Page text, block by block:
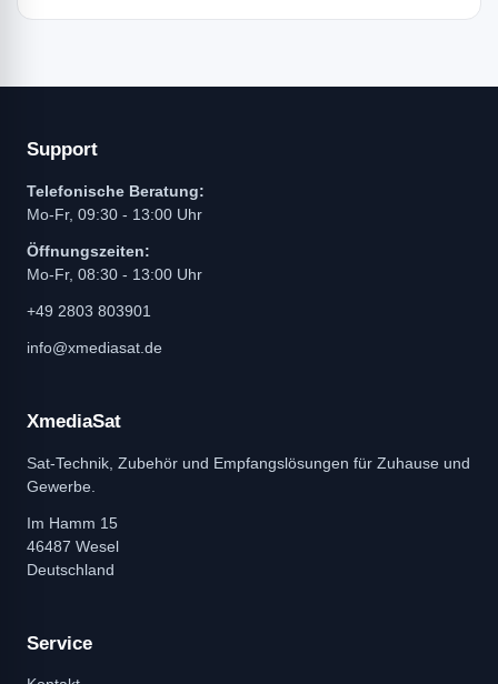
Support
Telefonische Beratung:
Mo-Fr, 09:30 - 13:00 Uhr
Öffnungszeiten:
Mo-Fr, 08:30 - 13:00 Uhr
+49 2803 803901
info@xmediasat.de
XmediaSat
Sat-Technik, Zubehör und Empfangslösungen für Zuhause und
Gewerbe.
Im Hamm 15
46487 Wesel
Deutschland
Service